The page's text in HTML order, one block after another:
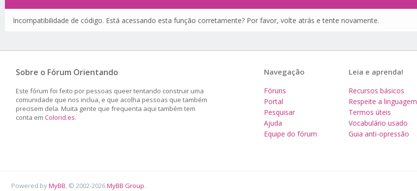
Incompatibilidade de código. Está acessando esta função corretamente? Por favor, volte atrás e tente novamente.
Sobre o Fórum Orientando
Este fórum foi feito por pessoas queer tentando construir uma
comunidade que nos inclua, e que acolha pessoas que também
precisem dela. Muita gente que frequenta aqui também tem
conta em Colorid.es.
Leia e aprenda!
Recursos básicos
Respeite a linguagem
Termos úteis
Vocabulário usado
Guia anti-opressão
Navegação
Fóruns
Portal
Pesquisar
Ajuda
Equipe do fórum
Powered byMyBB , © 2002-2026MyBB Group.